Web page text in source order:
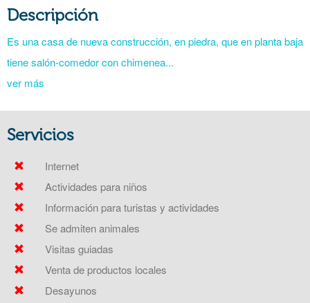
Descripción
Es una casa de nueva construcción, en piedra, que en planta baja
tiene salón-comedor con chimenea...
ver más
Servicios
Internet
Actividades para niños
Información para turistas y actividades
Se admiten animales
Visitas guiadas
Venta de productos locales
Desayunos